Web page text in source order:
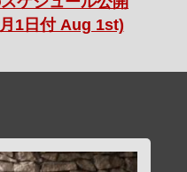
1日付 Aug 1st)